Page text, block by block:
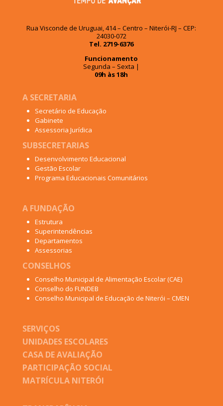
Rua Visconde de Uruguai, 414 – Centro – Niterói-RJ – CEP:
24030-072
Tel. 2719-6376
Funcionamento
Segunda – Sexta |
09h às 18h
A SECRETARIA
Secretário de Educação
Gabinete
Assessoria Jurídica
SUBSECRETARIAS
Desenvolvimento Educacional
Gestão Escolar
Programa Educacionais Comunitários
A FUNDAÇÃO
Estrutura
Superintendências
Departamentos
Assessorias
CONSELHOS
Conselho Municipal de Alimentação Escolar (CAE)
Conselho do FUNDEB
Conselho Municipal de Educação de Niterói – CMEN
SERVIÇOS
UNIDADES ESCOLARES
CASA DE AVALIAÇÃO
PARTICIPAÇÃO SOCIAL
MATRÍCULA NITERÓI